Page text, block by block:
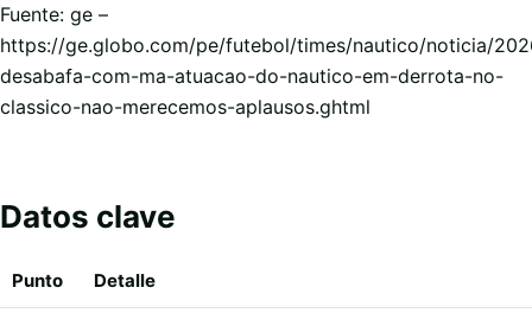
Fuente: ge –
https://ge.globo.com/pe/futebol/times/nautico/noticia/
desabafa-com-ma-atuacao-do-nautico-em-derrota-no-
classico-nao-merecemos-aplausos.ghtml
Datos clave
Punto Detalle